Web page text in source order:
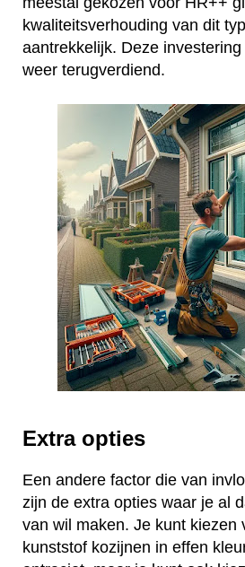
kwaliteitsverhouding van dit
aantrekkelijk. Deze investering
weer terugverdiend.
Extra opties
Een andere factor die van
zijn de extra opties waar je al
van wil maken. Je kunt kiezen
kunststof kozijnen in effen